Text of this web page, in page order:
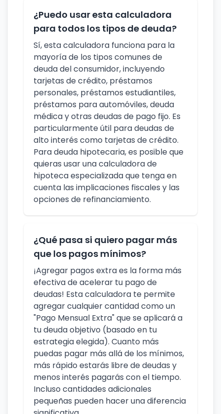
¿Puedo usar esta calculadora
para todos los tipos de deuda?
Sí, esta calculadora funciona para la
mayoría de los tipos comunes de
deuda del consumidor, incluyendo
tarjetas de crédito, préstamos
personales, préstamos estudiantiles,
préstamos para automóviles, deuda
médica y otras deudas de pago fijo. Es
particularmente útil para deudas de
alto interés como tarjetas de crédito.
Para deuda hipotecaria, es posible que
quieras usar una calculadora de
hipoteca especializada que tenga en
cuenta las implicaciones fiscales y las
opciones de refinanciamiento.
¿Qué pasa si quiero pagar más
que los pagos mínimos?
¡Agregar pagos extra es la forma más
efectiva de acelerar tu pago de
deudas! Esta calculadora te permite
agregar cualquier cantidad como un
"Pago Mensual Extra" que se aplicará a
tu deuda objetivo (basado en tu
estrategia elegida). Cuanto más
puedas pagar más allá de los mínimos,
más rápido estarás libre de deudas y
menos interés pagarás con el tiempo.
Incluso cantidades adicionales
pequeñas pueden hacer una diferencia